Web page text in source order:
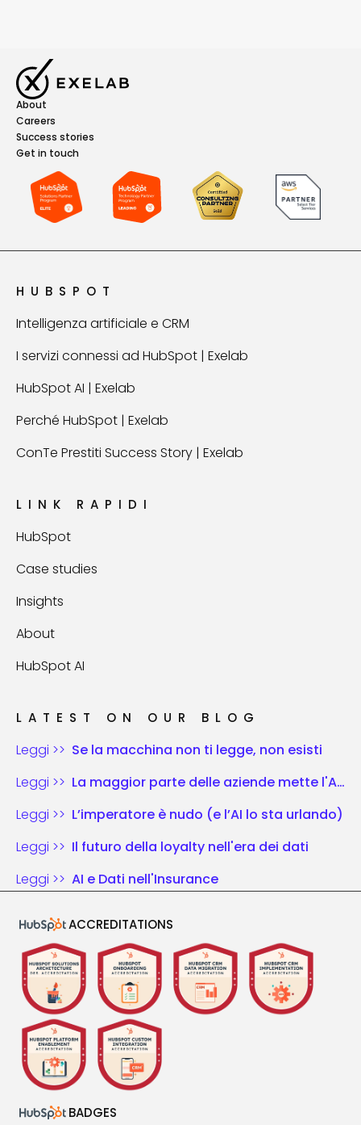
About
Careers
Success stories
Get in touch
HUBSPOT
Intelligenza artificiale e CRM
I servizi connessi ad HubSpot | Exelab
HubSpot AI | Exelab
Perché HubSpot | Exelab
ConTe Prestiti Success Story | Exelab
LINK RAPIDI
HubSpot
Case studies
Insights
About
HubSpot AI
LATEST ON OUR BLOG
Leggi >> Se la macchina non ti legge, non esisti
Leggi >> La maggior parte delle aziende mette l'AI nel vecchio schema di gioco. Chi vince riscrive le regole.
Leggi >> L’imperatore è nudo (e l’AI lo sta urlando)
Leggi >> Il futuro della loyalty nell'era dei dati
Leggi >> AI e Dati nell'Insurance
ACCREDITATIONS
BADGES